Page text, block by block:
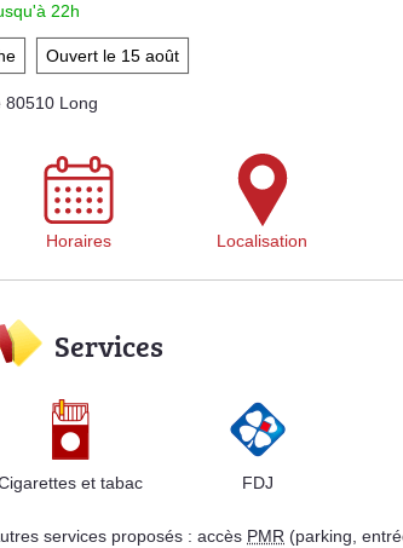
22h
Ouvert le 15 août
80510 Long
Horaires Localisation
Services
et tabac FDJ
services proposés : accès PMR (parking,